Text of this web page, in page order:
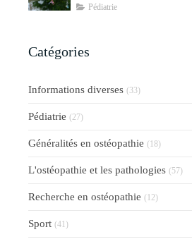
Pédiatrie
Catégories
Informations diverses (33)
Pédiatrie (27)
Généralités en ostéopathie (18)
L'ostéopathie et les pathologies (57)
Recherche en ostéopathie (12)
Sport (41)